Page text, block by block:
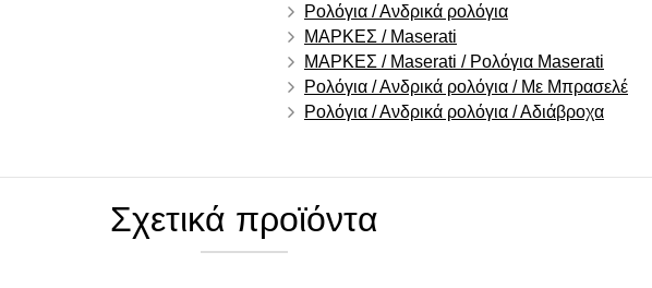
Ρολόγια / Ανδρικά ρολόγια
ΜΑΡΚΕΣ / Maserati
ΜΑΡΚΕΣ / Maserati / Ρολόγια Maserati
Ρολόγια / Ανδρικά ρολόγια / Με Μπρασελέ
Ρολόγια / Ανδρικά ρολόγια / Αδιάβροχα
Σχετικά προϊόντα